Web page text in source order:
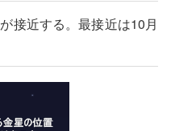
接近する。最接近は10月